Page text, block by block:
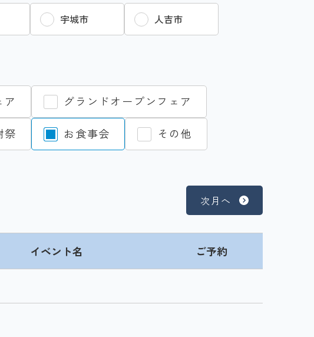
宇城市 人吉市
ア グランドオープンフェア
祭 お食事会 その他
次月へ
イベント名 ご予約